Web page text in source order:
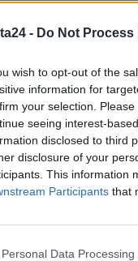
- Do Not
wish to opt-out of the
information for
your selection.
seeing interest-
disclosed to third
disclosure of your
This information
Participants that
Personal Data
8
φωτιά